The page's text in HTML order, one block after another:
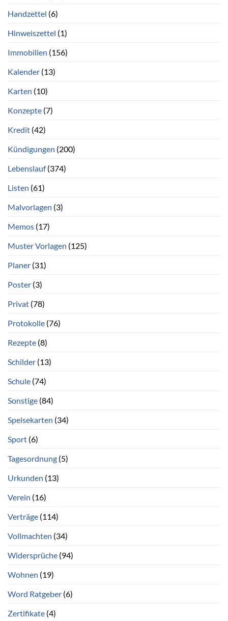
Handzettel (6)
Hinweiszettel (1)
Immobilien (156)
Kalender (13)
Karten (10)
Konzepte (7)
Kredit (42)
Kündigungen (200)
Lebenslauf(374)
Listen (61)
Malvorlagen (3)
Memos (17)
Muster Vorlagen (125)
Planer (31)
Poster (3)
Privat (78)
Protokolle (76)
Rezepte (8)
Schilder (13)
Schule (74)
Sonstige (84)
Speisekarten (34)
Sport (6)
Tagesordnung (5)
Urkunden (13)
Verein (16)
Verträge (114)
Vollmachten (34)
Widersprüche (94)
Wohnen (19)
Word Ratgeber (6)
Zertifikate (4)